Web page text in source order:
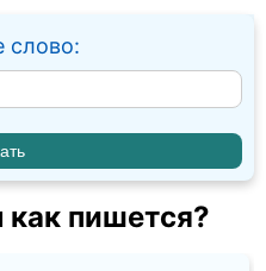
слово:
пишется?